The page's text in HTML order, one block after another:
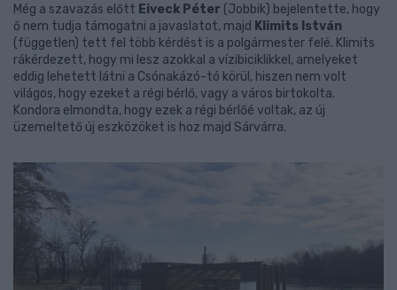
Még a szavazás előtt Eiveck Péter (Jobbik) bejelentette, hogy
ő nem tudja támogatni a javaslatot, majd Klimits István
(független) tett fel több kérdést is a polgármester felé. Klimits
rákérdezett, hogy mi lesz azokkal a vízibiciklikkel, amelyeket
eddig lehetett látni a Csónakázó-tó körül, hiszen nem volt
világos, hogy ezeket a régi bérlő, vagy a város birtokolta.
Kondora elmondta, hogy ezek a régi bérlőé voltak, az új
üzemeltető új eszközöket is hoz majd Sárvárra.